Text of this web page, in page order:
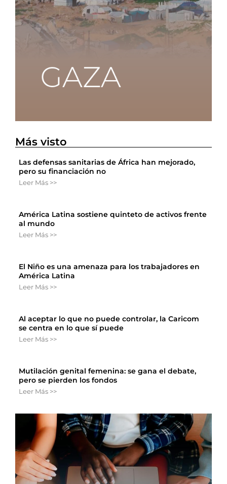
Más visto
Las defensas sanitarias de África han mejorado,
pero su financiación no
Leer Más >>
América Latina sostiene quinteto de activos frente
al mundo
Leer Más >>
El Niño es una amenaza para los trabajadores en
América Latina
Leer Más >>
Al aceptar lo que no puede controlar, la Caricom
se centra en lo que sí puede
Leer Más >>
Mutilación genital femenina: se gana el debate,
pero se pierden los fondos
Leer Más >>